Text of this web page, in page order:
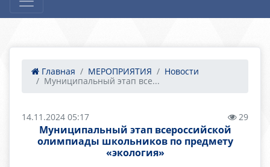
Главная МЕРОПРИЯТИЯ
Новости
Муниципальный этап все...
14.11.2024 05:17 29
Муниципальный этап всероссийской
олимпиады школьников по предмету
«экология»